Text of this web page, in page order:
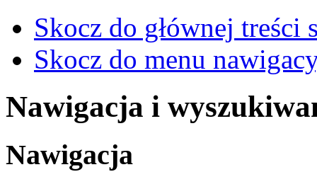
Skocz do głównej treści
Skocz do menu
Nawigacja i
Nawigacja